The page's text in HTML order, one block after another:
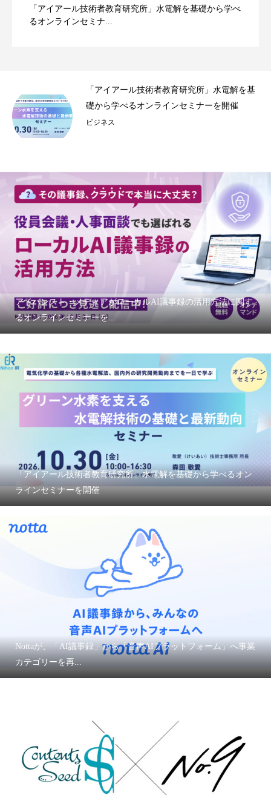
「アイアール技術者教育研究所」水電解を基礎から学べ
るオンラインセミナ...
「アイアール技術者教育研究所」水電解を基
礎から学べるオンラインセミナーを開催
ビジネス
アドバンスト・メディアがローカルAI議事録の活用方法に関す
るオンラインセミナーを...
「アイアール技術者教育研究所」水電解を基礎から学べるオン
ラインセミナーを開催
Nottaが、「AI議事録」から「音声AIプラットフォーム」へ事業
カテゴリーを再...